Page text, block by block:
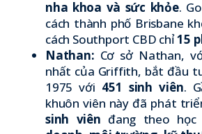
nha khoa và sức khỏe.
cách thành phố Brisbane
cách Southport CBD chỉ15
Nathan: Cơ sở Nathan,
nhất của Griffith, bắt đầu
1975 với 451 sinh viên.
khuôn viên này đã phát
sinh viên đang theo học